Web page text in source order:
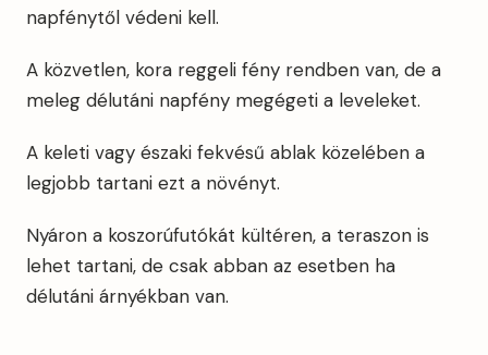
napfénytől védeni kell.
A közvetlen, kora reggeli fény rendben van, de a
meleg délutáni napfény megégeti a leveleket.
A keleti vagy északi fekvésű ablak közelében a
legjobb tartani ezt a növényt.
Nyáron a koszorúfutókát kültéren, a teraszon is
lehet tartani, de csak abban az esetben ha
délutáni árnyékban van.